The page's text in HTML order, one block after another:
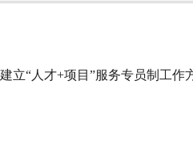
立“人才+项目”服务专员制工